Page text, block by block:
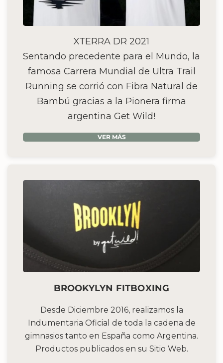
XTERRA DR 2021
Sentando precedente para el Mundo, la
famosa Carrera Mundial de Ultra Trail
Running se corrió con Fibra Natural de
Bambú gracias a la Pionera firma
argentina Get Wild!
VER MÁS
BROOKYLYN FITBOXING
Desde Diciembre 2016, realizamos la
Indumentaria Oficial de toda la cadena de
gimnasios tanto en España como Argentina.
Productos publicados en su Sitio Web.